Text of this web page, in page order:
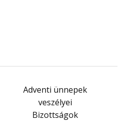
Adventi ünnepek
veszélyei
Bizottságok